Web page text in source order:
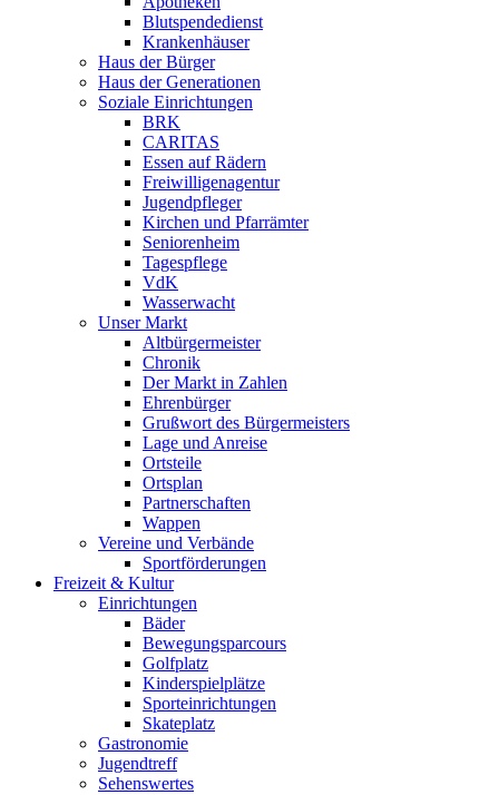
Blutspendedienst
Krankenhäuser
Haus der Bürger
Haus der Generationen
Soziale Einrichtungen
BRK
CARITAS
Essen auf Rädern
Freiwilligenagentur
Jugendpfleger
Kirchen und Pfarrämter
Seniorenheim
Tagespflege
VdK
Wasserwacht
Unser Markt
Altbürgermeister
Chronik
Der Markt in Zahlen
Ehrenbürger
Grußwort des Bürgermeisters
Lage und Anreise
Ortsteile
Ortsplan
Partnerschaften
Wappen
Vereine und Verbände
Sportförderungen
Freizeit & Kultur
Einrichtungen
Bäder
Bewegungsparcours
Golfplatz
Kinderspielplätze
Sporteinrichtungen
Skateplatz
Gastronomie
Jugendtreff
Sehenswertes